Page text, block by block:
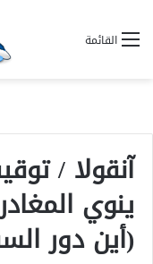
القائمة
آنقولا /
ينوي
(أين دور